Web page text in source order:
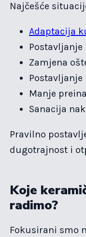
Najčešće
Adaptacija
Zamjena
Manje
Sanacija
Pravilno
dugotrajnost i
Koje
radimo?
Fokusirani smo